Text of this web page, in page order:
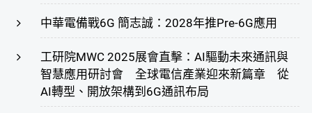
中華電備戰6G 簡志誠：2028年推Pre-6G應用
工研院MWC 2025展會直擊：AI驅動未來通訊與
智慧應用研討會 全球電信產業迎來新篇章 從
AI轉型、開放架構到6G通訊布局